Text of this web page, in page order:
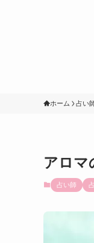
ホーム 占い
アロマ
占い師